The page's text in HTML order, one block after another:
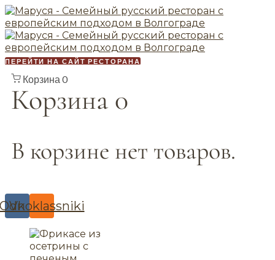
ПЕРЕЙТИ НА САЙТ РЕСТОРАНА
Корзина 0
Корзина0
В корзине нет товаров.
Vk